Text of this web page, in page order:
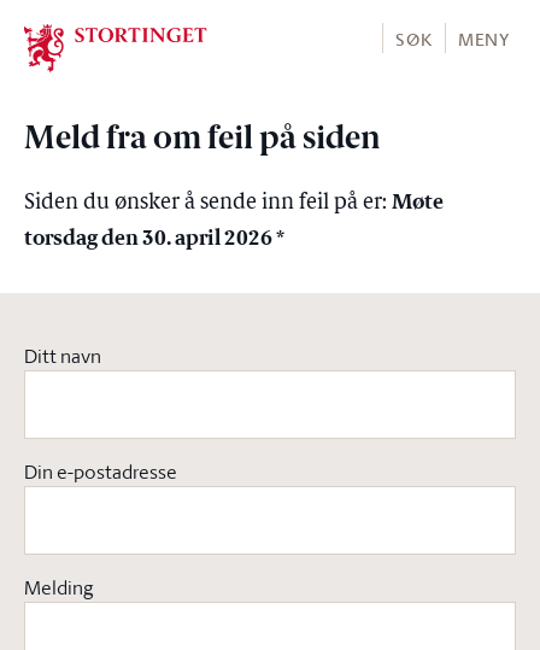
Stortinget.no
SØK MENY
Meld fra om feil på siden
Siden du ønsker å sende inn feil på er: Møte
torsdag den 30. april 2026 *
Ditt navn
Din e-postadresse
Melding